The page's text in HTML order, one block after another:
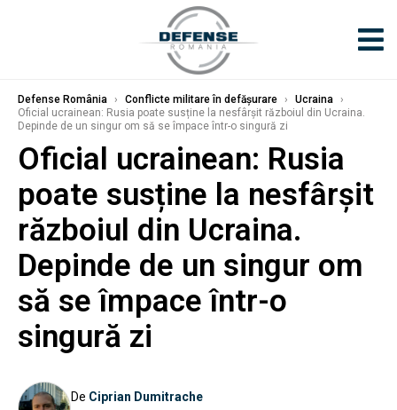
Defense România › Conflicte militare în defășurare › Ucraina ›
Oficial ucrainean: Rusia poate susține la nesfârșit războiul din Ucraina.
Depinde de un singur om să se împace într-o singură zi
Oficial ucrainean: Rusia
poate susține la nesfârșit
războiul din Ucraina.
Depinde de un singur om
să se împace într-o
singură zi
De Ciprian Dumitrache